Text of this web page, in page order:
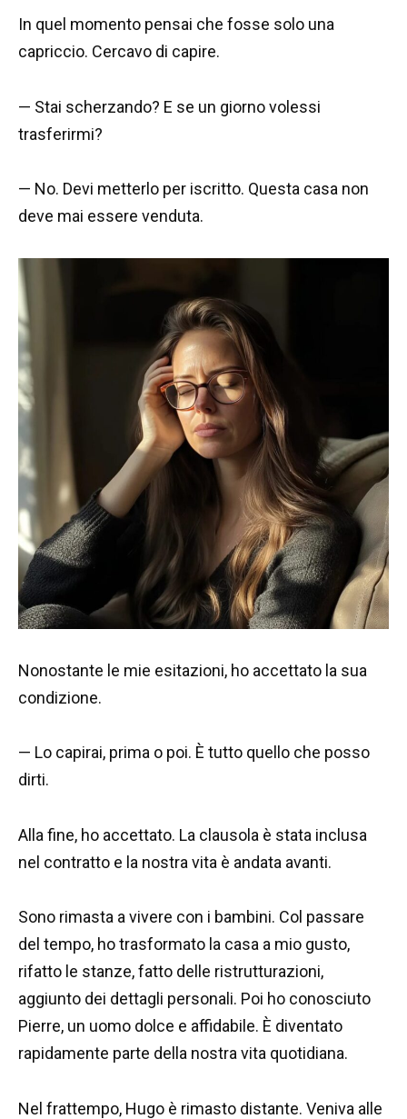
In quel momento pensai che fosse solo una
capriccio. Cercavo di capire.
— Stai scherzando? E se un giorno volessi
trasferirmi?
— No. Devi metterlo per iscritto. Questa casa non
deve mai essere venduta.
Nonostante le mie esitazioni, ho accettato la sua
condizione.
— Lo capirai, prima o poi. È tutto quello che posso
dirti.
Alla fine, ho accettato. La clausola è stata inclusa
nel contratto e la nostra vita è andata avanti.
Sono rimasta a vivere con i bambini. Col passare
del tempo, ho trasformato la casa a mio gusto,
rifatto le stanze, fatto delle ristrutturazioni,
aggiunto dei dettagli personali. Poi ho conosciuto
Pierre, un uomo dolce e affidabile. È diventato
rapidamente parte della nostra vita quotidiana.
Nel frattempo, Hugo è rimasto distante. Veniva alle